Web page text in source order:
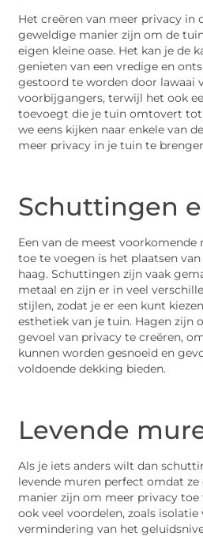
Het creëren van meer privacy in
geweldige manier zijn om de
eigen kleine oase. Het kan je de
genieten van een vredige en
gestoord te worden door lawaai
voorbijgangers, terwijl het ook
toevoegt die je tuin omtovert tot
we eens kijken naar enkele van
meer privacy in je tuin te
Schuttingen
Een van de meest
toe te voegen is het plaatsen
haag. Schuttingen zijn vaak
metaal en zijn er in veel
stijlen, zodat je er een kunt
esthetiek van je tuin. Hagen zijn
gevoel van privacy te creëren,
kunnen worden gesnoeid en
voldoende dekking bieden.
Levende
Als je iets anders wilt dan
levende muren perfect omdat ze
manier zijn om meer privacy toe
ook veel voordelen, zoals isolatie
vermindering van het